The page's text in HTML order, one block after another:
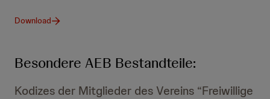
Download
Besondere AEB Bestandteile:
Kodizes der Mitglieder des Vereins “Freiwillige